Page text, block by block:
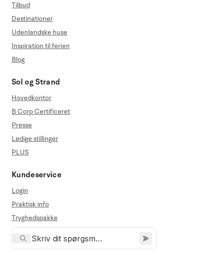
Tilbud
Destinationer
Udenlandske huse
Inspiration til ferien
Blog
Sol og Strand
Hovedkontor
B Corp Certificeret
Presse
Ledige stillinger
PLUS
Kundeservice
Login
Praktisk info
Tryghedspakke